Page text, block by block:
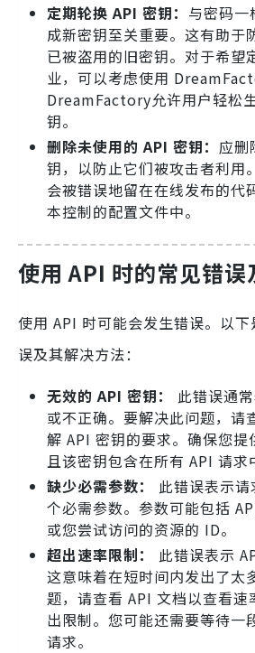
定期轮换 API 密钥： 与密码一
成新密钥至关重要。这有助于
已被盗用的旧密钥。对于希望
业，可以考虑使用
DreamFactory允许用户轻松
钥。
删除未使用的 API 密钥： 应删
钥，以防止它们被攻击者利用
会被错误地留在在线发布的代
本控制的配置文件中。
使用 API 时的常见错误
使用 API 时可能会发生错误。以
误及其解决方法：
无效的 API 密钥：
此错误通
或不正确。要解决此问题，请
解 API 密钥的要求。确保您提
且该密钥包含在所有 API 请求
缺少必需参数：
此错误表示
个必需参数。参数可能包括
或您尝试访问的资源的 ID。
超出速率限制：
此错误表示
这意味着在短时间内发出了太
题，请查看 API 文档以查看速
出限制。您可能还需要等待一
请求。